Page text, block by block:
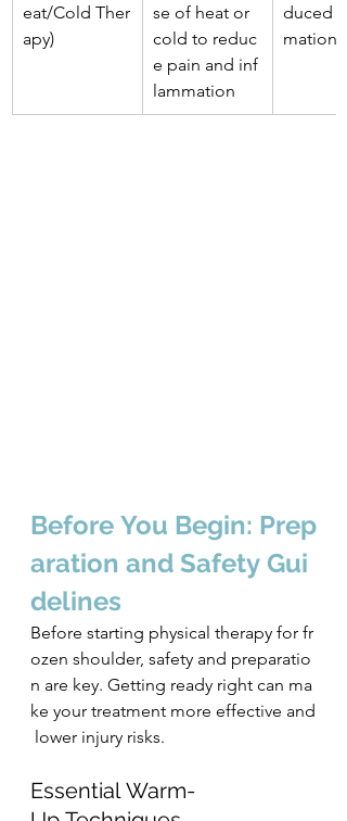
eat/Cold Ther
apy)
se of heat or
cold to reduc
e pain and inf
lammation
duced
mation
Before You Begin: Prep
aration and Safety Gui
delines
Before starting physical therapy for fr
ozen shoulder, safety and preparatio
n are key. Getting ready right can ma
ke your treatment more effective and
lower injury risks.
Essential Warm-